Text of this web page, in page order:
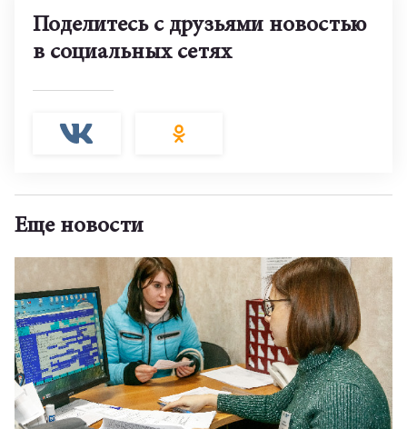
Поделитесь с друзьями новостью
в социальных сетях
Еще новости